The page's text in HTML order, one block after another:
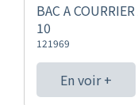
BAC A
10
121969
En voir +